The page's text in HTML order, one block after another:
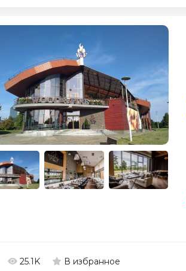
25.1K В избранное